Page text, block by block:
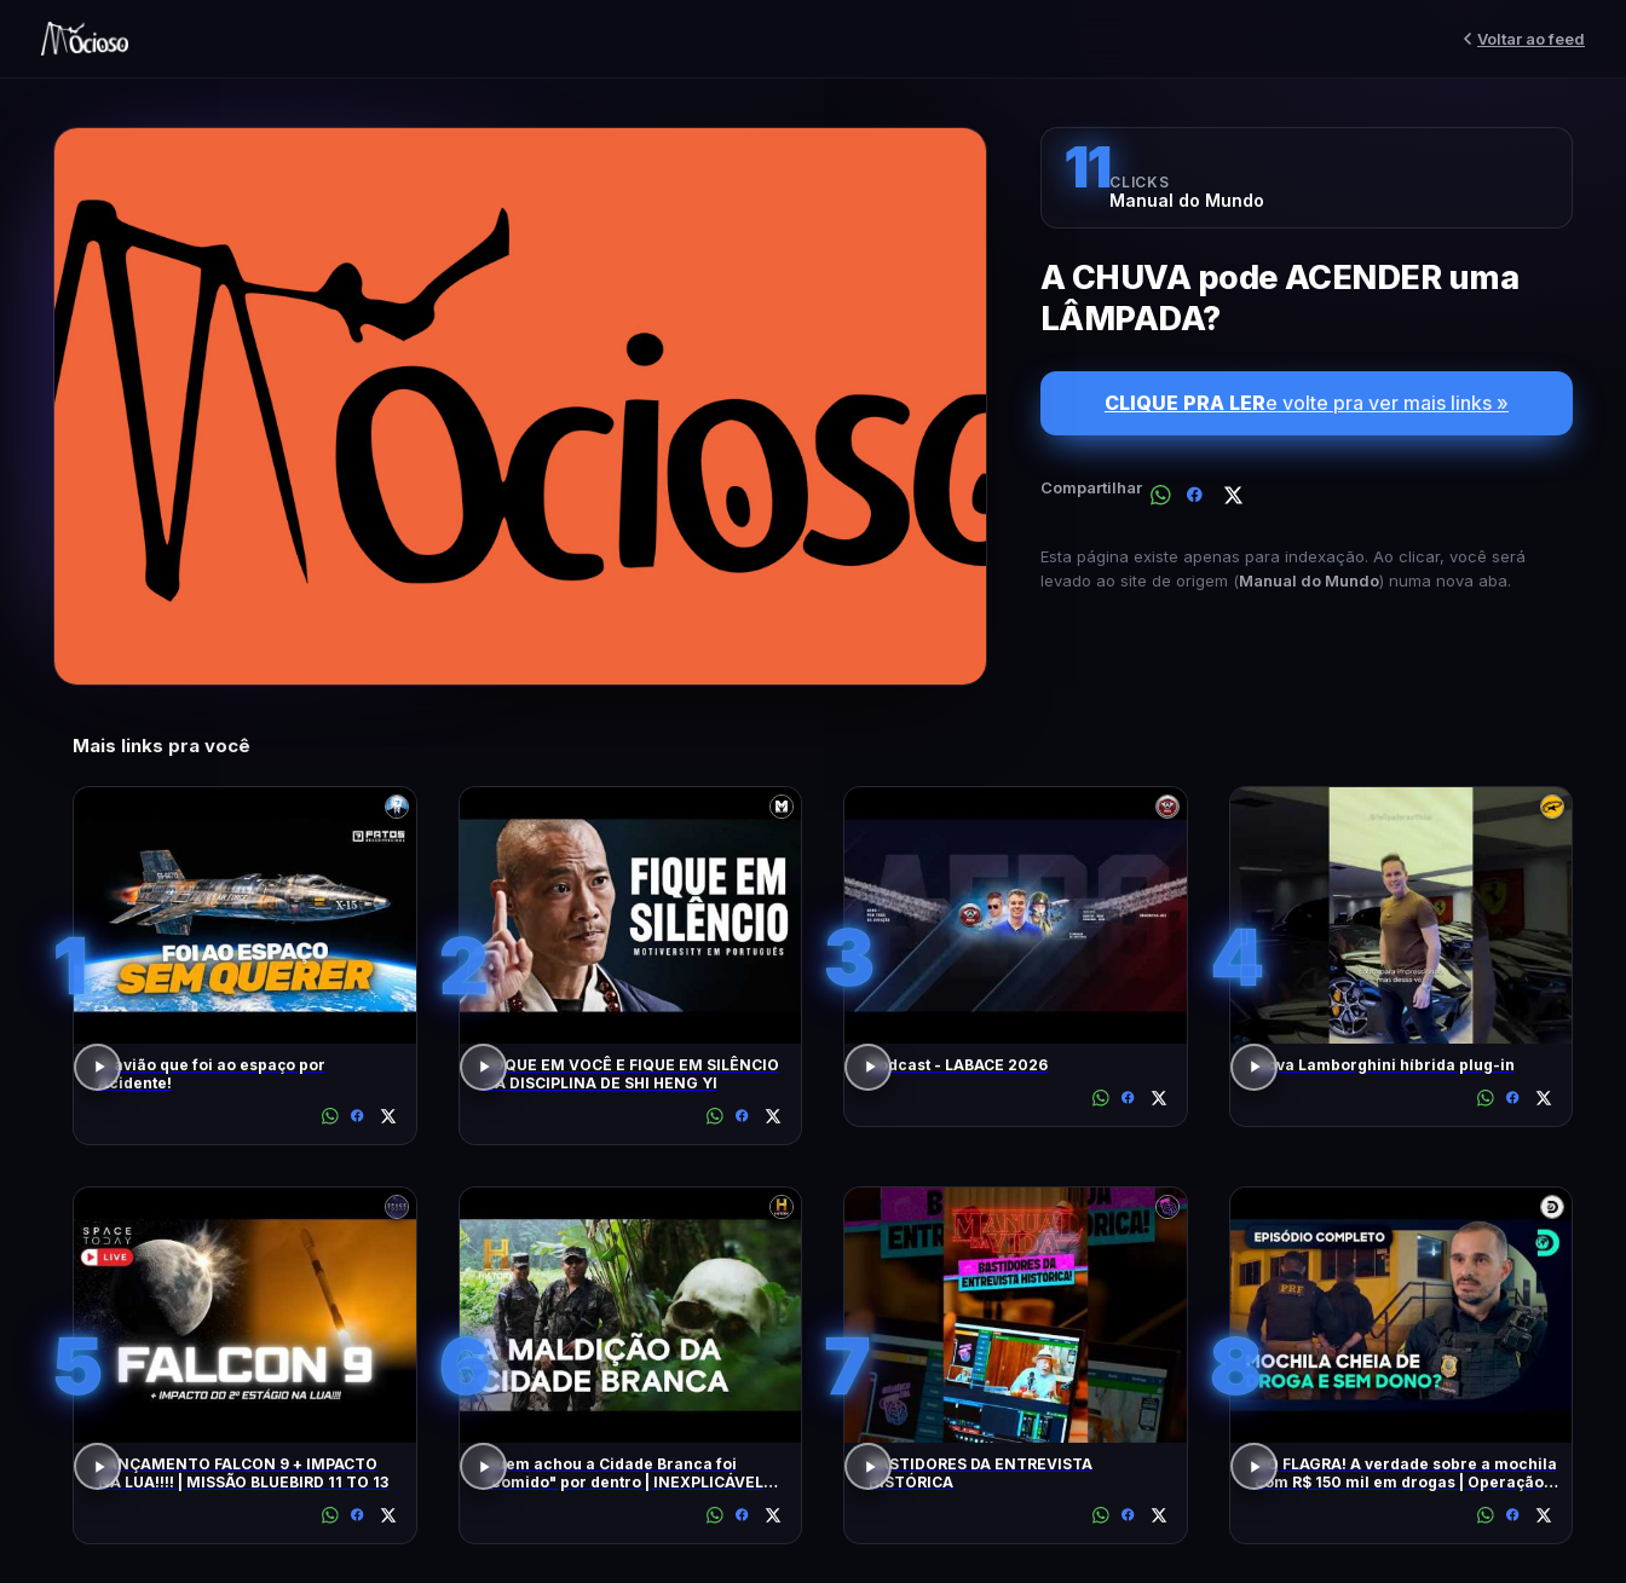
Voltar ao feed
11CLICKS
Manual do Mundo
A CHUVA pode ACENDER uma
LÂMPADA?
CLIQUE PRA LERe volte pra ver mais links »
Compartilhar
Esta página existe apenas para indexação. Ao clicar, você será
levado ao site de origem (Manual do Mundo) numa nova aba.
Mais links pra você
1
O avião que foi ao espaço por
Acidente!
2
FOQUE EM VOCÊ E FIQUE EM SILÊNCIO
– A DISCIPLINA DE SHI HENG YI
3
Podcast - LABACE 2026
4
Nova Lamborghini híbrida plug-in
5
LANÇAMENTO FALCON 9 + IMPACTO
NA LUA!!!! | MISSÃO BLUEBIRD 11 TO 13
6
Quem achou a Cidade Branca foi
"comido" por dentro | INEXPLICÁVEL
7
BASTIDORES DA ENTREVISTA
HISTÓRICA
8
NO FLAGRA! A verdade sobre a mochila
com R$ 150 mil em drogas | Operação